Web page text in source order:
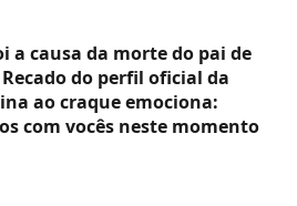
a causa da morte do pai de
Recado do perfil oficial da
ao craque emociona:
com vocês neste momento